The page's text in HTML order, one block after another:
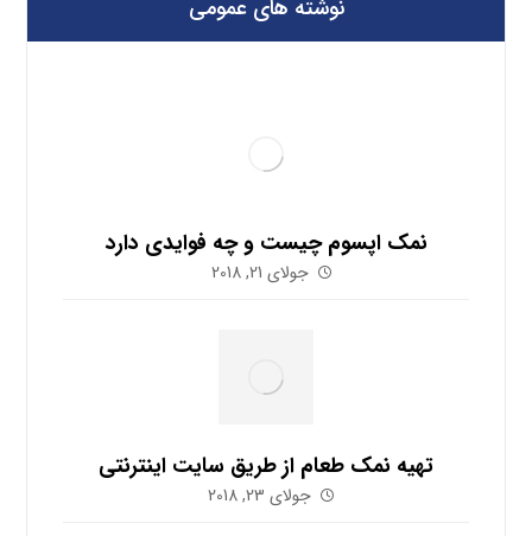
نوشته های عمومی
نمک اپسوم چیست و چه فوایدی دارد
جولای 21, 2018
تهیه نمک طعام از طریق سایت اینترنتی
جولای 23, 2018